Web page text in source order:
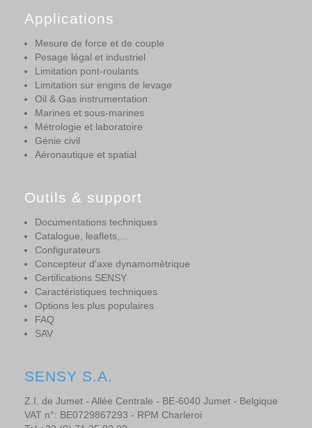
Applications
Mesure de force et de couple
Pesage légal et industriel
Limitation pont-roulants
Limitation sur engins de levage
Oil & Gas instrumentation
Marines et sous-marines
Métrologie et laboratoire
Génie civil
Aéronautique et spatial
Outils & support
Documentations techniques
Catalogue, leaflets,...
Configurateurs
Concepteur d'axe dynamomètrique
Certifications SENSY
Caractéristiques techniques
Options les plus populaires
FAQ
SAV
SENSY S.A.
Z.I. de Jumet - Allée Centrale - BE-6040 Jumet - Belgique
VAT n°: BE0729867293 - RPM Charleroi